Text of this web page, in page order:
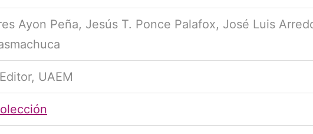
Ayon Peña, Jesús T. Ponce Palafox, José Luis
UAEM